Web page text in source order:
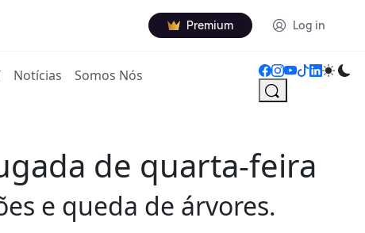
Premium Log in
Notícias Somos Nós
de quarta-feira
e queda de árvores.